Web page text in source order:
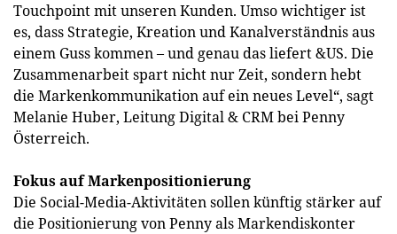
Touchpoint mit unseren Kunden. Umso wichtiger ist
es, dass Strategie, Kreation und Kanalverständnis aus
einem Guss kommen – und genau das liefert &US. Die
Zusammenarbeit spart nicht nur Zeit, sondern hebt
die Markenkommunikation auf ein neues Level“, sagt
Melanie Huber, Leitung Digital & CRM bei Penny
Österreich.
Fokus auf Markenpositionierung
Die Social-Media-Aktivitäten sollen künftig stärker auf
die Positionierung von Penny als Markendiskonter